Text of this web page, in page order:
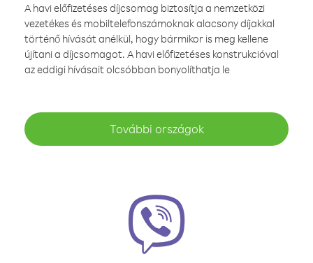
A havi előfizetéses díjcsomag biztosítja a nemzetközi
vezetékes és mobiltelefonszámoknak alacsony díjakkal
történő hívását anélkül, hogy bármikor is meg kellene
újítani a díjcsomagot. A havi előfizetéses konstrukcióval
az eddigi hívásait olcsóbban bonyolíthatja le
További országok